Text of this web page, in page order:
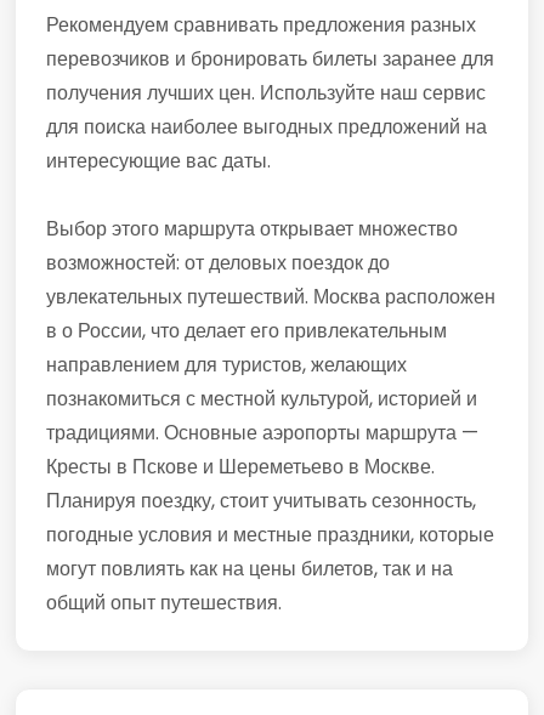
Рекомендуем сравнивать предложения разных
перевозчиков и бронировать билеты заранее для
получения лучших цен. Используйте наш сервис
для поиска наиболее выгодных предложений на
интересующие вас даты.
Выбор этого маршрута открывает множество
возможностей: от деловых поездок до
увлекательных путешествий. Москва расположен
в о России, что делает его привлекательным
направлением для туристов, желающих
познакомиться с местной культурой, историей и
традициями. Основные аэропорты маршрута —
Кресты в Пскове и Шереметьево в Москве.
Планируя поездку, стоит учитывать сезонность,
погодные условия и местные праздники, которые
могут повлиять как на цены билетов, так и на
общий опыт путешествия.